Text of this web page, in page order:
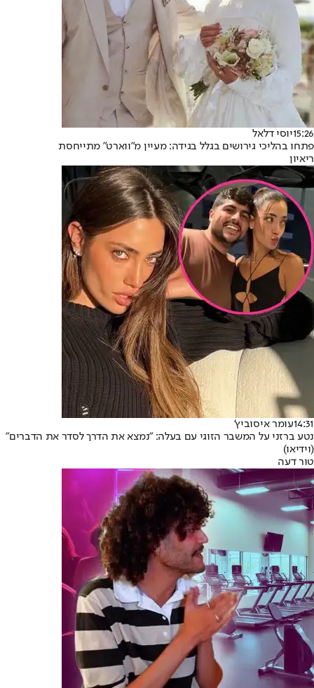
15:26יוסי דלאל
פתחו בהליכי גירושים בגלל בגידה: מעיין מ"ווארט" מתייחסת
ריאיון
14:31עומר איסוביץ'
נטע ברזני על המשבר הזוגי עם בעלה: "נמצא את הדרך לסדר את הדברים"
(וידיאו)
טור דעה